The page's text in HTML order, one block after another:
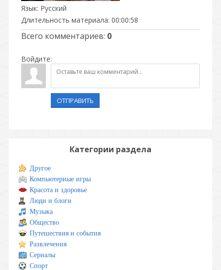
Язык: Русский
Длительность материала: 00:00:58
Всего комментариев: 0
Войдите:
ОТПРАВИТЬ
Категории раздела
Другое
Компьютерные игры
Красота и здоровье
Люди и блоги
Музыка
Общество
Путешествия и события
Развлечения
Сериалы
Спорт